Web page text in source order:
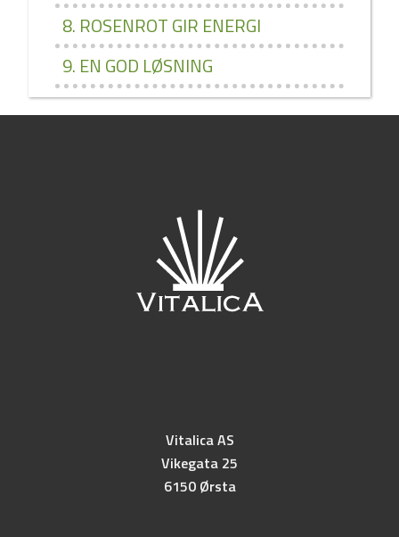
8. ROSENROT GIR ENERGI
9. EN GOD LØSNING
Vitalica AS
Vikegata 25
6150 Ørsta